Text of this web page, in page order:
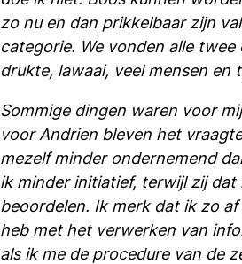
zo nu en dan prikkelbaar zijn
categorie. We vonden alle
drukte, lawaai, veel mensen en
Sommige dingen waren voor
voor Andrien bleven het
mezelf minder ondernemend
ik minder initiatief, terwijl zij
beoordelen. Ik merk dat ik zo
heb met het verwerken van
als ik me de procedure van de